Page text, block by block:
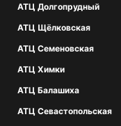
АТЦ Долгопрудный
АТЦ Щёлковская
АТЦ Семеновская
АТЦ Химки
АТЦ Балашиха
АТЦ Севастопольская